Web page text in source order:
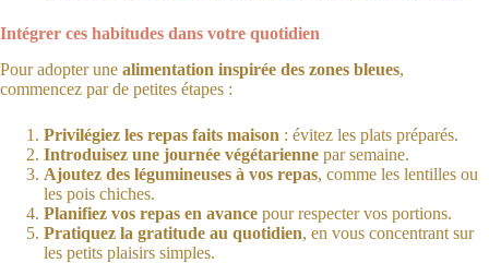
Intégrer ces habitudes dans votre quotidien
Pour adopter une alimentation inspirée des zones bleues,
commencez par de petites étapes :
Privilégiez les repas faits maison : évitez les plats préparés.
Introduisez une journée végétarienne par semaine.
Ajoutez des légumineuses à vos repas, comme les lentilles ou
les pois chiches.
Planifiez vos repas en avance pour respecter vos portions.
Pratiquez la gratitude au quotidien, en vous concentrant sur
les petits plaisirs simples.